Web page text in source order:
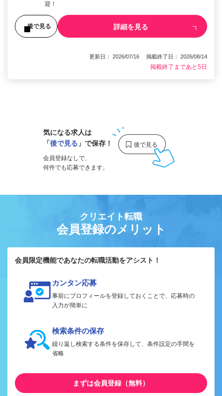
迎！
後で見る 詳細を見る
更新日： 2026/07/16 掲載終了日： 2026/08/14
掲載終了まであと5日
気になる求人は
「後で見る 」で保存！
会員登録なしで、
何件でも応募できます。
クリエイト転職
会員登録のメリット
会員限定機能であなたの転職活動をアシスト！
カンタン応募
事前にプロフィールを登録しておくことで、応募時の
入力が簡単に
検索条件の保存
繰り返し検索する条件を保存して、条件設定の手間を
省略
まずは会員登録（無料）